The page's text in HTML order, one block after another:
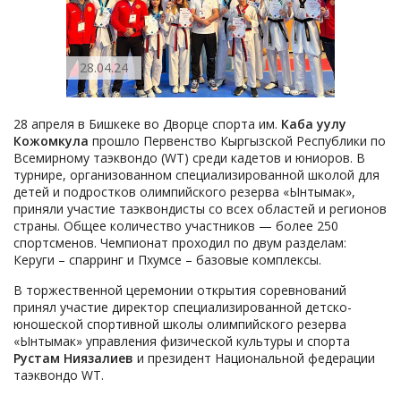
28.04.24
28 апреля в Бишкеке во Дворце спорта им. Каба уулу
Кожомкула прошло Первенство Кыргызской Республики по
Всемирному таэквондо (WT) среди кадетов и юниоров. В
турнире, организованном специализированной школой для
детей и подростков олимпийского резерва «Ынтымак»,
приняли участие таэквондисты со всех областей и регионов
страны. Общее количество участников — более 250
спортсменов. Чемпионат проходил по двум разделам:
Керуги – спарринг и Пхумсе – базовые комплексы.
В торжественной церемонии открытия соревнований
принял участие директор специализированной детско-
юношеской спортивной школы олимпийского резерва
«Ынтымак» управления физической культуры и спорта
Рустам Ниязалиев и президент Национальной федерации
таэквондо WT.